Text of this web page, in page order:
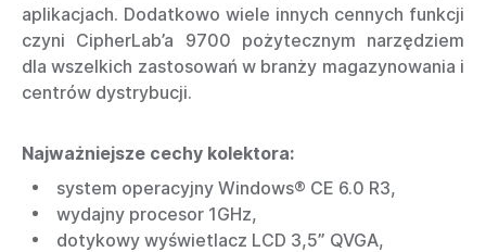
aplikacjach. Dodatkowo wiele innych cennych funkcji
czyni CipherLab’a 9700 pożytecznym narzędziem
dla wszelkich zastosowań w branży magazynowania i
centrów dystrybucji.
Najważniejsze cechy kolektora:
system operacyjny Windows® CE 6.0 R3,
wydajny procesor 1GHz,
dotykowy wyświetlacz LCD 3,5” QVGA,